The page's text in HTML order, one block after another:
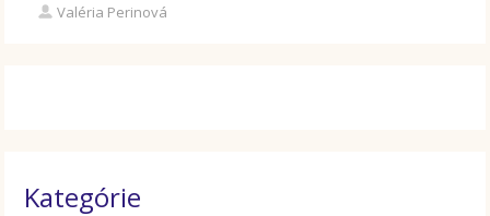
Valéria Perinová
Kategórie